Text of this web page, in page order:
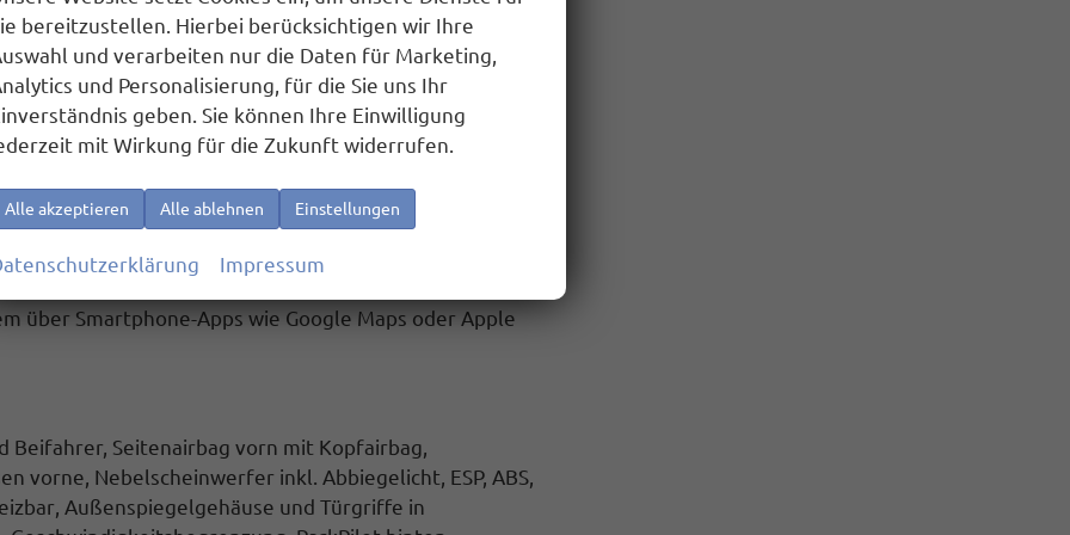
im Gepäckraum, Induktionsladen für
anklappbar, Vordersitze höhenverstellbar,
hinten elektrisch, 6 Lautsprecher,
über Smartphone-Apps wie Google Maps oder Apple
Beifahrer, Seitenairbag vorn mit Kopfairbag,
vorne, Nebelscheinwerfer inkl. Abbiegelicht , ESP, ABS,
, Außenspiegelgehäuse und Türgriffe in
bereitzustellen. Hierbei berücksichtigen wir Ihre
und verarbeiten nur die Daten für Marketing,
und Personalisierung, für die Sie uns Ihr
geben. Sie können Ihre Einwilligung
mit Wirkung für die Zukunft widerrufen.
Alle akzeptieren Alle ablehnen Einstellungen
Impressum